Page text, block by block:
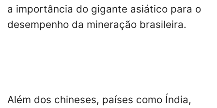
a importância do gigante asiático para o
desempenho da mineração brasileira.
Além dos chineses, países como Índia,